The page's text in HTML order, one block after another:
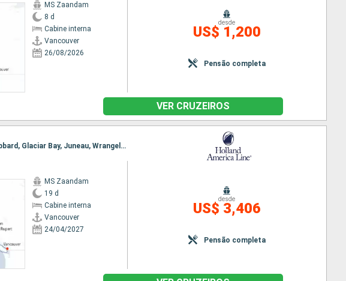
MS Zaandam
8 d
Cabine interna
Vancouver
26/08/2026
desde
US$ 1,200
Pensão completa
VER CRUZEIROS
Itinerário : Vancouver, Sitka, Anchorage, Homer, Kodiak, Valdez, Geleira Hubbard, Glaciar Bay, Juneau, Wrangell, Ketchikan, Prince Rupert, Vancouver
MS Zaandam
19 d
Cabine interna
Vancouver
24/04/2027
desde
US$ 3,406
Pensão completa